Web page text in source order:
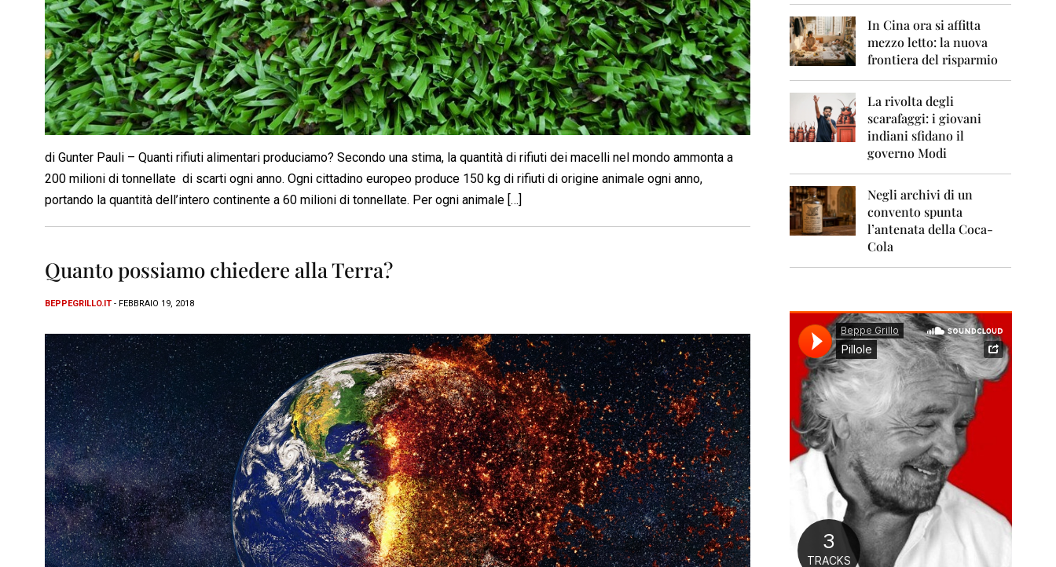
2
0
1
1
2
0
1
2
1
5
2
0
1
6
di Gunter Pauli – Quanti rifiuti alimentari produciamo? Secondo una stima, la quantità di rifiuti dei macelli nel mondo ammonta a
200 milioni di tonnellate di scarti ogni anno. Ogni cittadino europeo produce 150 kg di rifiuti di origine animale ogni anno,
portando la quantità dell’intero continente a 60 milioni di tonnellate. Per ogni animale […]
Quanto possiamo chiedere alla Terra?
BEPPEGRILLO.IT - FEBBRAIO 19, 2018
In Cina ora si affitta
mezzo letto: la nuova
frontiera del risparmio
La rivolta degli
scarafaggi: i giovani
indiani sfidano il
governo Modi
Negli archivi di un
convento spunta
l’antenata della Coca-
Cola